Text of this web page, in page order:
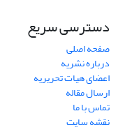
دسترسی سریع
صفحه اصلی
درباره نشریه
اعضای هیات تحریریه
ارسال مقاله
تماس با ما
نقشه سایت